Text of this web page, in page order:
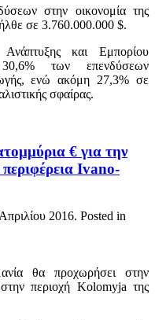
στην οικονομία της
σε 3.760.000.000 $.
και Εμπορίου
των επενδύσεων
ενώ ακόμη 27,3% σε
σφαίρας.
€ για την
Ivano-
2016. Posted in
θα προχωρήσει στην
περιοχή Kolomyja της